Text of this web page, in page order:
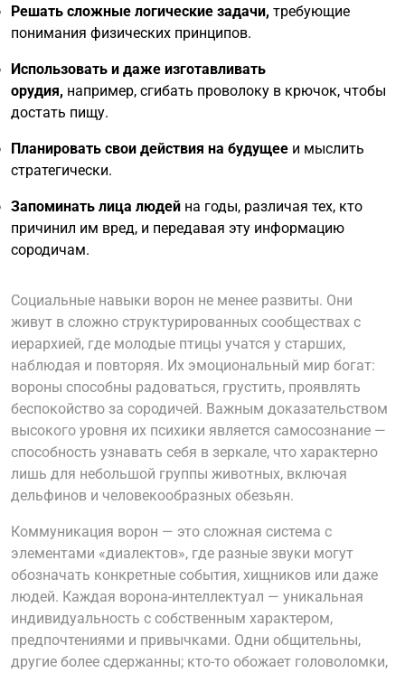
Решать сложные логические задачи, требующие
понимания физических принципов.
Использовать и даже изготавливать
орудия, например, сгибать проволоку в крючок, чтобы
достать пищу.
Планировать свои действия на будущее и мыслить
стратегически.
Запоминать лица людей на годы, различая тех, кто
причинил им вред, и передавая эту информацию
сородичам.
Социальные навыки ворон не менее развиты. Они
живут в сложно структурированных сообществах с
иерархией, где молодые птицы учатся у старших,
наблюдая и повторяя. Их эмоциональный мир богат:
вороны способны радоваться, грустить, проявлять
беспокойство за сородичей. Важным доказательством
высокого уровня их психики является самосознание —
способность узнавать себя в зеркале, что характерно
лишь для небольшой группы животных, включая
дельфинов и человекообразных обезьян.
Коммуникация ворон — это сложная система с
элементами «диалектов», где разные звуки могут
обозначать конкретные события, хищников или даже
людей. Каждая ворона-интеллектуал — уникальная
индивидуальность с собственным характером,
предпочтениями и привычками. Одни общительны,
другие более сдержанны; кто-то обожает головоломки,